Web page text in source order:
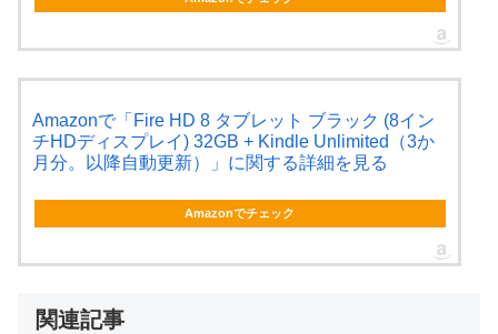
Amazonで「Fire HD 8 タブレット ブラック (8イン
チHDディスプレイ) 32GB + Kindle Unlimited（3か
月分。以降自動更新）」に関する詳細を見る
Amazonでチェック
関連記事